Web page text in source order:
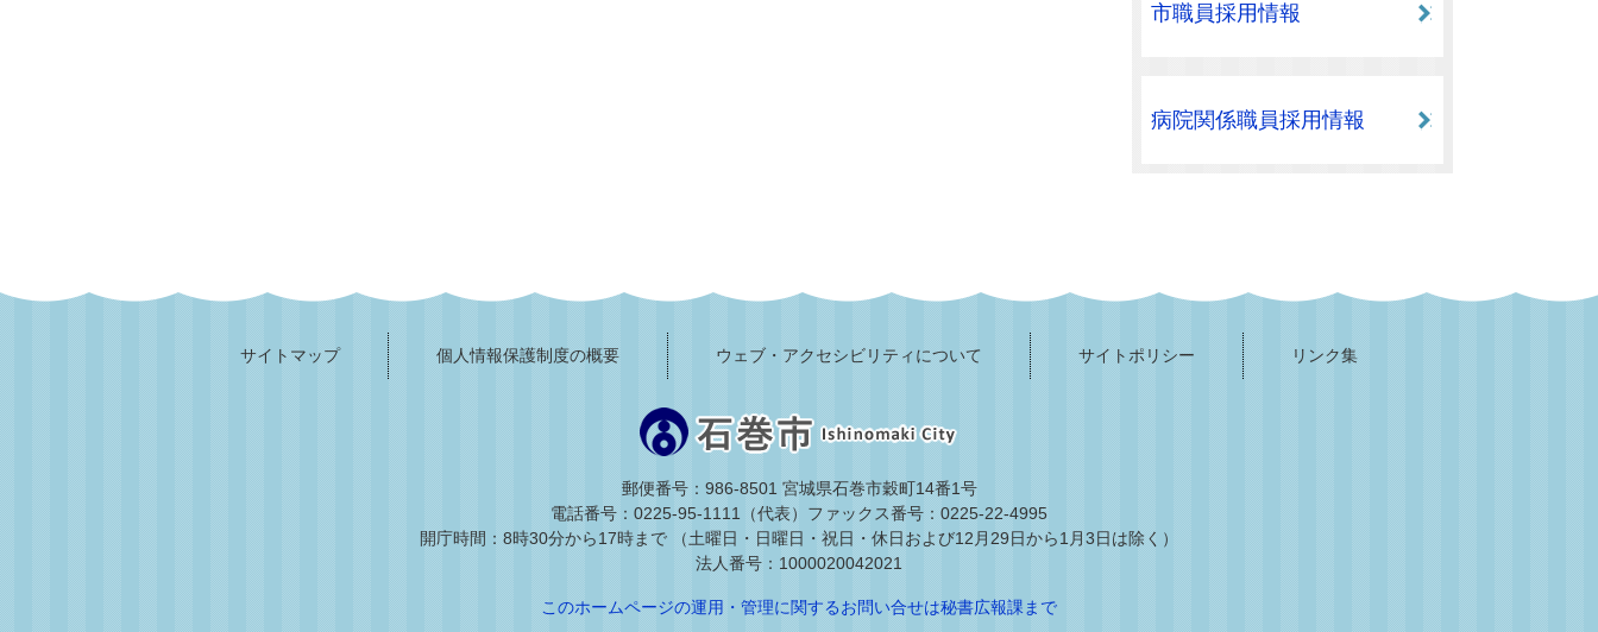
市職員採用情報
病院関係職員採用情報
サイトマップ 個人情報保護制度の概要 ウェブ・アクセシビリティについて サイトポリシー リンク集
郵便番号：986-8501 宮城県石巻市穀町14番1号
電話番号：0225-95-1111（代表） ファックス番号：0225-22-4995
開庁時間：8時30分から17時まで （土曜日・日曜日・祝日・休日および12月29日から1月3日は除く）
法人番号：1000020042021
このホームページの運用・管理に関するお問い合せは秘書広報課まで